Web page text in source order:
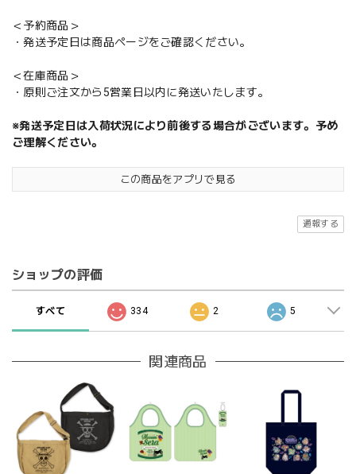
＜予約商品＞
・発送予定日は商品ページをご確認ください。
＜在庫商品＞
・原則ご注文から5営業日以内に発送いたします。
※発送予定日は入荷状況により前後する場合がございます。予め
ご理解ください。
この商品をアプリで見る
通報する
ショップの評価
すべて 334 2 5
関連商品